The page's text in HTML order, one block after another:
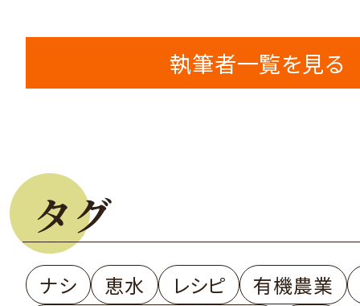
執筆者一覧を見る
タグ
ナシ 恵水 レシピ 有機農業